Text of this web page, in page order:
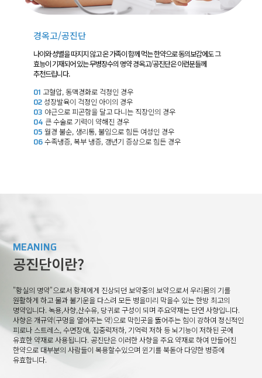
경옥고/공진단
나이와 성별을 따지지 않고 온 가족이 함께 먹는 한약으로 동의보감에도 그
효능이 기재되어 있는 무병장수의 명약 경옥고/공진단은 이런분들께
추천드립니다.
01 고혈압, 동맥경화로 걱정인 경우
02성장발육이 걱정인 아이의 경우
03 야근으로 피곤함을 달고 다니는 직장인의 경우
04 큰 수술로 기력이 약해진 경우
05 월경 불순, 생리통, 불임으로 힘든 여성인 경우
06수족냉증, 복부 냉증, 갱년기 증상으로 힘든 경우
MEANING
공진단이란?
"황실의 명약"으로서 황제에게 진상되던 보약중의 보약으로서 우리몸의 기를
원활하게 하고 물과 불기운을 다스려 모든 병을미리 막을수 있는 한방 최고의
명약입니다. 녹용,사향,산수유, 당귀로 구성이 되며 주요약재는 단연 사향입니다.
사향은 개규약(구멍을 열어주는 약)으로 막힌곳을 뚫어주는 힘이 강하여 정신적인
피로나 스트레스, 수면장애, 집중력저하, 기억력 저하 등 뇌기능이 저하된 곳에
유효한 약재로 사용됩니다. 공진단은 이러한 사향을 주요 약재로 하여 만들어진
한약으로 대부분의 사람들이복용할수있으며 윈기를 북돋아 다양한 병증에
유효합니다.